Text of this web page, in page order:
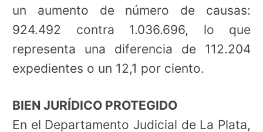
un aumento de número de causas:
924.492 contra 1.036.696, lo que
representa una diferencia de 112.204
expedientes o un 12,1 por ciento.
BIEN JURÍDICO PROTEGIDO
En el Departamento Judicial de La Plata,